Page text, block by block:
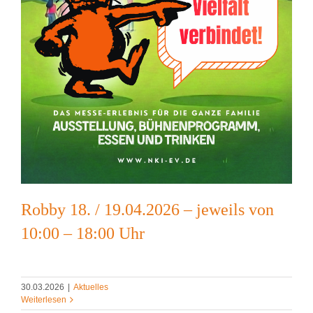
Robby 18. / 19.04.2026 – jeweils von
10:00 – 18:00 Uhr
30.03.2026 | Aktuelles
Weiterlesen